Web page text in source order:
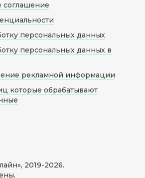
2019-2026.
соглашение
персональных данных
персональных данных в
рекламной информации
которые обрабатывают